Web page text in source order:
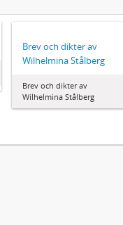
Brev och dikter av
Wilhelmina Stålberg
Brev och dikter av
Wilhelmina Stålberg